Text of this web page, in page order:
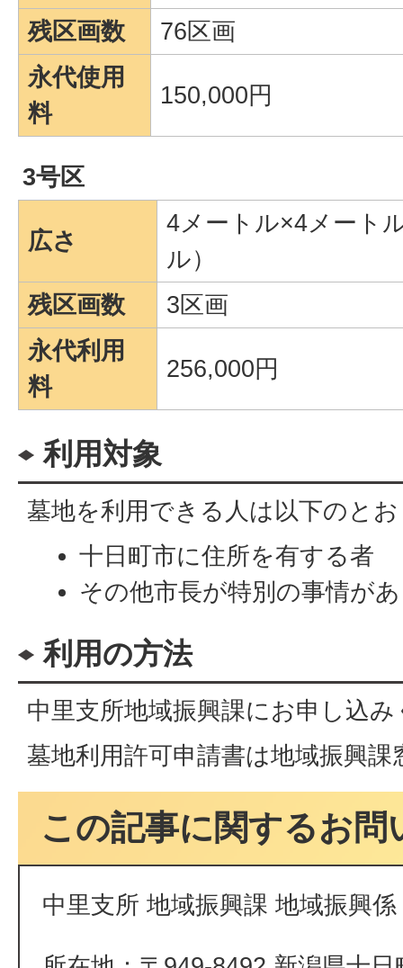
残区画数
76区画
永代使用
料
150,000円
3号区
広さ
4メートル×4メート
ル）
残区画数
3区画
永代利用
料
256,000円
利用対象
墓地を利用できる人は以下のと
十日町市に住所を有する者
その他市長が特別の事情が
利用の方法
中里支所地域振興課にお申し込
墓地利用許可申請書は地域振興
この記事に関するお問
中里支所 地域振興課 地域振興係